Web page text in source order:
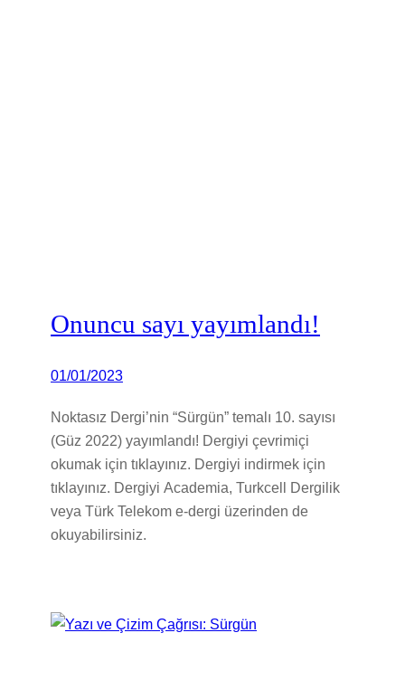
Onuncu sayı yayımlandı!
01/01/2023
Noktasız Dergi’nin “Sürgün” temalı 10. sayısı
(Güz 2022) yayımlandı! Dergiyi çevrimiçi
okumak için tıklayınız. Dergiyi indirmek için
tıklayınız. Dergiyi Academia, Turkcell Dergilik
veya Türk Telekom e-dergi üzerinden de
okuyabilirsiniz.